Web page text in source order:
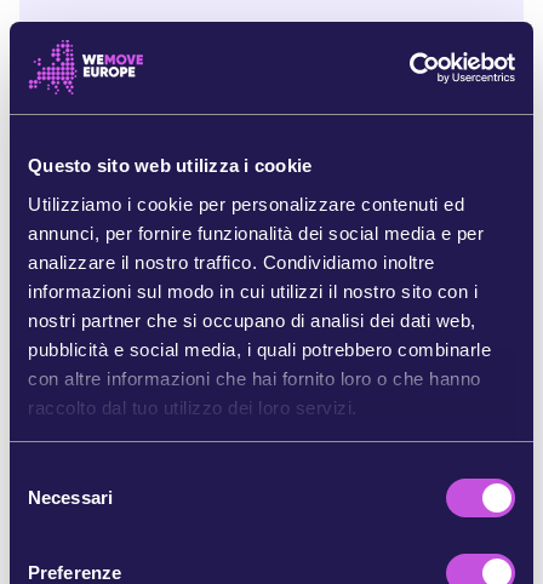
Questo sito web utilizza i cookie
Utilizziamo i cookie per personalizzare contenuti ed
annunci, per fornire funzionalità dei social media e per
analizzare il nostro traffico. Condividiamo inoltre
informazioni sul modo in cui utilizzi il nostro sito con i
nostri partner che si occupano di analisi dei dati web,
pubblicità e social media, i quali potrebbero combinarle
con altre informazioni che hai fornito loro o che hanno
raccolto dal tuo utilizzo dei loro servizi.
Necessari
Preferenze
L’influenza di Palantir in Europa si sta
espandendo rapidamente, lontano dagli occhi
delle persone.
su questa questione. Altrimenti rischiamo di
ampliare la sorveglianza di massa e alimentare i
conflitti, mentre l’Europa consegna i propri dati e
la propria sicurezza a un gigante della tecnologia
di sorveglianza statunitense.
Se sfruttiamo questo momento per
smascherare l’influenza di Palantir, possiamo
per fermare l’espansione di Palantir in Europa.